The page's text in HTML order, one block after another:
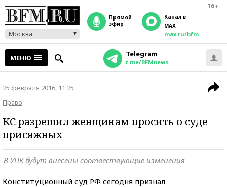
16+
Москва
прямой
эфир
Канал в
MAX
max.ru/bfm
МЕНЮ Telegram
t.me/BFMnews
25 февраля 2016, 11:25
Право
КС разрешил женщинам просить о суде
присяжных
В УПК будут внесены соотвествующие изменения
Конституционный суд РФ сегодня признал